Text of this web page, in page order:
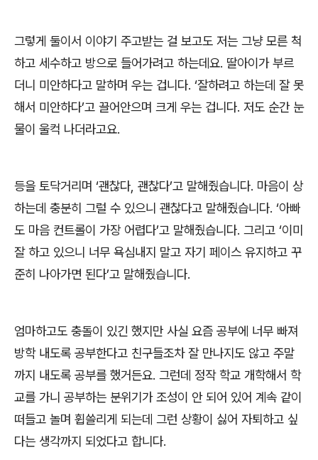
그렇게 둘이서 이야기 주고받는 걸 보고도 저는 그냥 모른 척
하고 세수하고 방으로 들어가려고 하는데요. 딸아이가 부르
더니 미안하다고 말하며 우는 겁니다. ‘잘하려고 하는데 잘 못
해서 미안하다’고 끌어안으며 크게 우는 겁니다. 저도 순간 눈
물이 울컥 나더라고요.
등을 토닥거리며 ‘괜찮다 괜찮다’고 말해줬습니다. 마음이 상
하는데 충분히 그럴 수 있으니 괜찮다고 말해줬습니다. ‘아빠
도 마음 컨트롤이 가장 어렵다’고 말해줬습니다. 그리고 ‘이미
잘 하고 있으니 너무 욕심내지 말고 자기 페이스 유지하고 꾸
준히 나아가면 된다’고 말해줬습니다.
엄마하고도 충돌이 있긴 했지만 사실 요즘 공부에 너무 빠져
방학 내도록 공부한다고 친구들조차 잘 만나지도 않고 주말
까지 내도록 공부를 했거든요. 그런데 정작 학교 개학해서 학
교를 가니 공부하는 분위기가 조성이 안 되어 있어 계속 같이
떠들고 놀며 휩쓸리게 되는데 그런 상황이 싫어 자퇴하고 싶
다는 생각까지 되었다고 합니다.